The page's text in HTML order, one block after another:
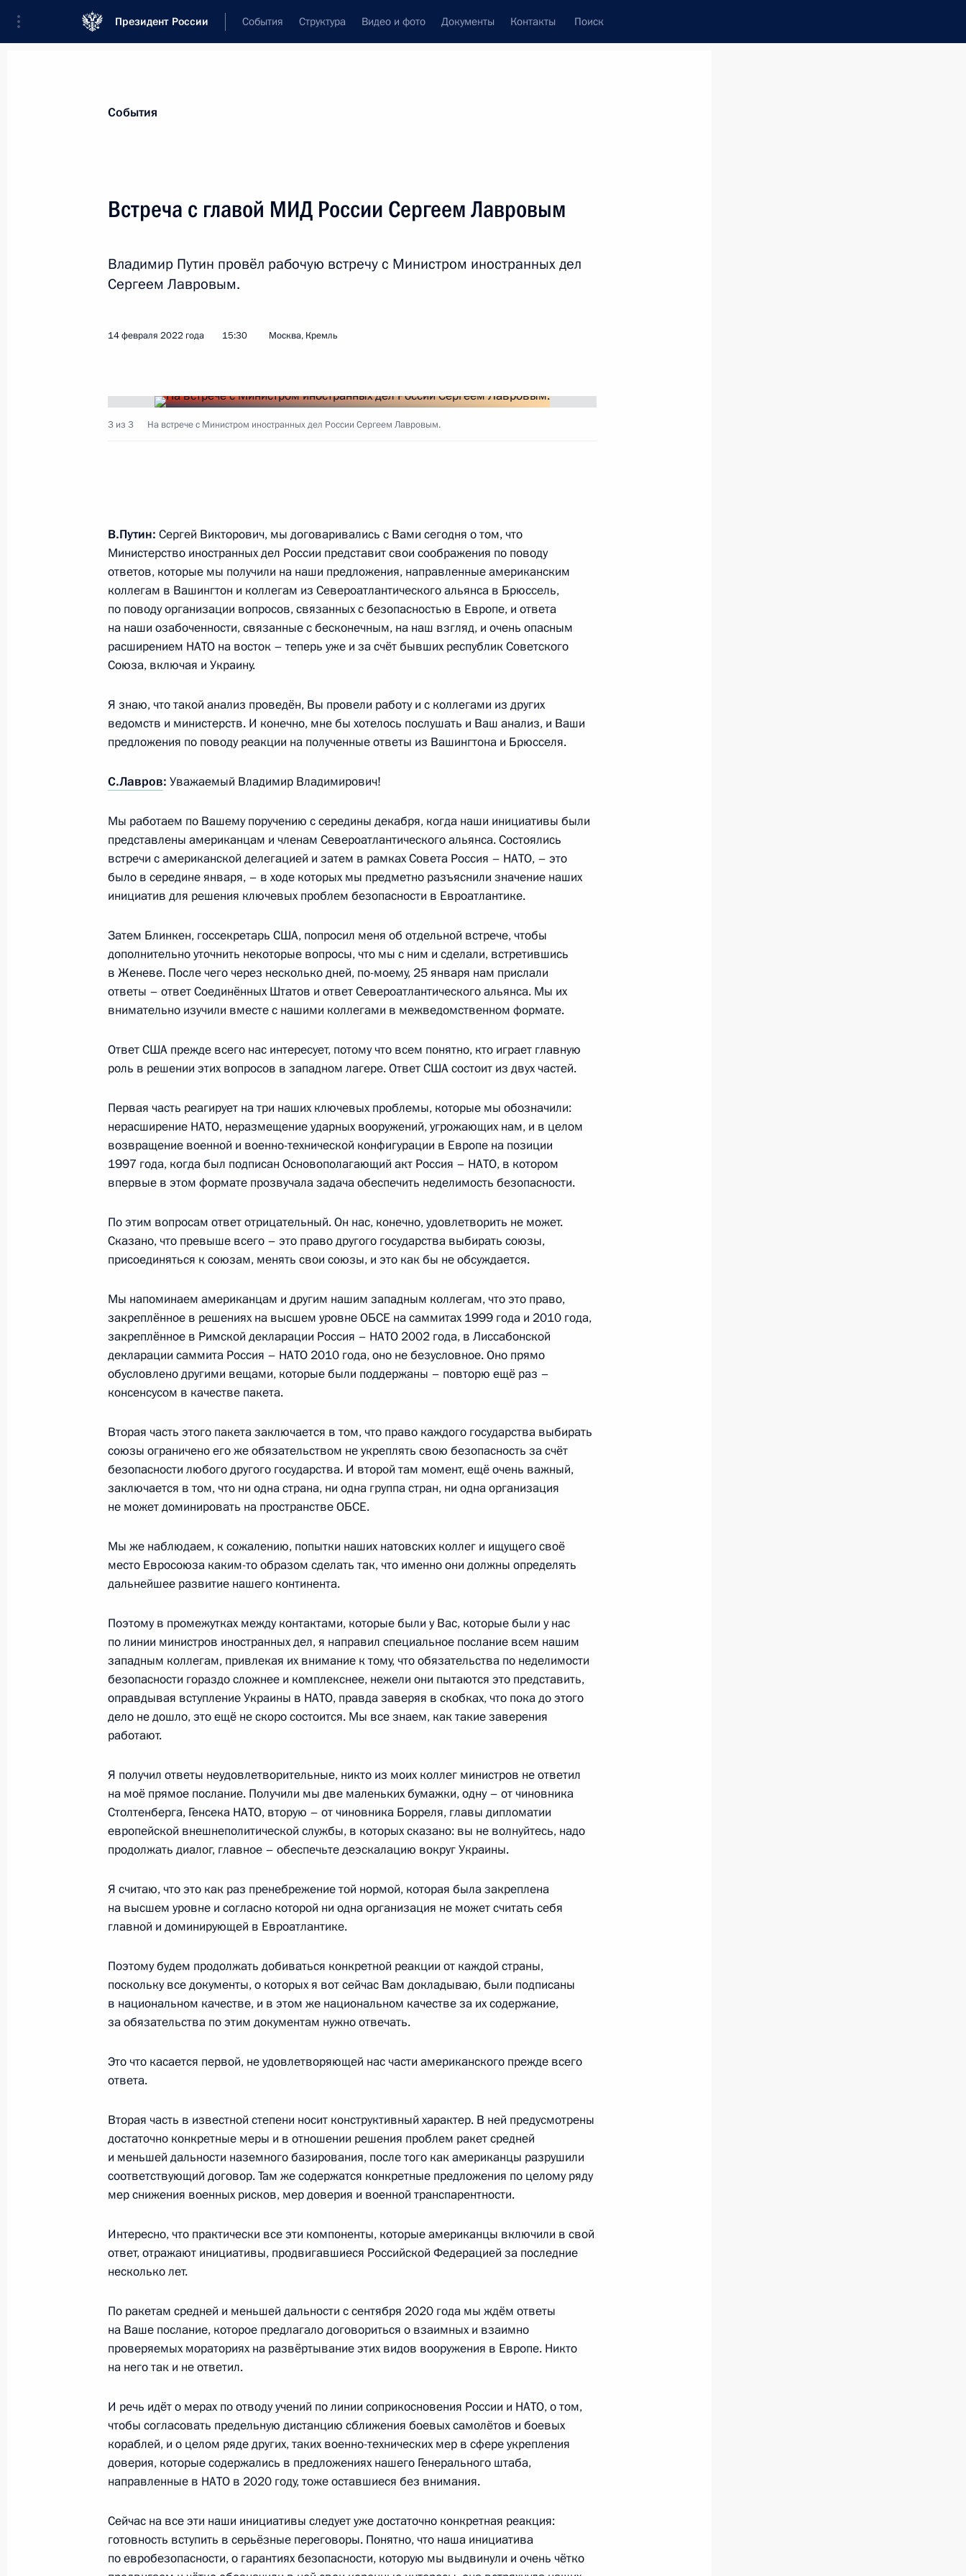
Президент России События Структура Видео и фото Документы Контакты Поиск
Лента событий Подписаться на ленту
Совещание с членами Правительства
Сергей Лавров награждён орденом Святого апостола Андрея
Принята Рио-де-Жанейрская декларация лидеров «Группы
двадцати»
19 ноября 2024 года, 17:00
Встреча с Министром иностранных дел КНДР Цой Сон Хи
4 ноября 2024 года, 17:50
Встреча с руководством МИД России
Президент подписал указы о назначении членов Правительства
Российской Федерации и директоров служб
14 мая 2024 года, 21:25
Встреча с Министром иностранных дел КНДР Цой Сон Хи
16 января 2024 года, 20:30
31 марта 2023 года, 14:15
Мария Львова-Белова встретилась с Сергеем Лавровым
2 февраля 2023 года, 20:00
21 февраля 2022 года, 18:30
Встреча с главой МИД России Сергеем Лавровым
14 февраля 2022 года, 15:30
Совещание по решению гуманитарных вопросов в районе
13 ноября 2020 года, 17:15
Встреча с Сергеем Лавровым и Сергеем Шойгу
Встреча с главой МИД России Сергеем Лавровым
Встреча с Министром обороны Сергеем Шойгу и Министром
иностранных дел Сергеем Лавровым
29 декабря 2016 года, 14:20
Совещание с Сергеем Лавровым, Сергеем Нарышкиным
и Александром Бортниковым
19 декабря 2016 года, 22:45
Совещание с постоянными членами Совета Безопасности
11 августа 2016 года, 10:40
Перечень поручений по итогам осмотра парка на месте
демонтированного 14-го корпуса Кремля
14 июля 2016 года, 22:10
Заседание Российского оргкомитета «Победа»
26 июля 2026 года
Президента
России
ресурсы
Президента России
Президент России
сетевые ресурсы
Президента России
техническая
информация
События
Встреча с главой МИД России Сергеем Лавровым
Владимир Путин провёл рабочую встречу с Министром иностранных дел
Сергеем Лавровым.
14 февраля 2022 года 15:30 Москва, Кремль
3 из 3 На встрече с Министром иностранных дел России Сергеем Лавровым.
В.Путин: Сергей Викторович, мы договаривались с Вами сегодня о том, что
Министерство иностранных дел России представит свои соображения по поводу
ответов, которые мы получили на наши предложения, направленные американским
коллегам в Вашингтон и коллегам из Североатлантического альянса в Брюссель,
по поводу организации вопросов, связанных с безопасностью в Европе, и ответа
на наши озабоченности, связанные с бесконечным, на наш взгляд, и очень опасным
расширением НАТО на восток – теперь уже и за счёт бывших республик Советского
Союза, включая и Украину.
Я знаю, что такой анализ проведён, Вы провели работу и с коллегами из других
ведомств и министерств. И конечно, мне бы хотелось послушать и Ваш анализ, и Ваши
предложения по поводу реакции на полученные ответы из Вашингтона и Брюсселя.
С.Лавров: Уважаемый Владимир Владимирович!
Мы работаем по Вашему поручению с середины декабря, когда наши инициативы были
представлены американцам и членам Североатлантического альянса. Состоялись
встречи с американской делегацией и затем в рамках Совета Россия – НАТО, – это
было в середине января, – в ходе которых мы предметно разъяснили значение наших
инициатив для решения ключевых проблем безопасности в Евроатлантике.
Затем Блинкен, госсекретарь США, попросил меня об отдельной встрече, чтобы
дополнительно уточнить некоторые вопросы, что мы с ним и сделали, встретившись
в Женеве. После чего через несколько дней, по-моему, 25 января нам прислали
ответы – ответ Соединённых Штатов и ответ Североатлантического альянса. Мы их
внимательно изучили вместе с нашими коллегами в межведомственном формате.
Ответ США прежде всего нас интересует, потому что всем понятно, кто играет главную
роль в решении этих вопросов в западном лагере. Ответ США состоит из двух частей.
Первая часть реагирует на три наших ключевых проблемы, которые мы обозначили:
нерасширение НАТО, неразмещение ударных вооружений, угрожающих нам, и в целом
возвращение военной и военно-технической конфигурации в Европе на позиции
1997 года, когда был подписан Основополагающий акт Россия – НАТО, в котором
впервые в этом формате прозвучала задача обеспечить неделимость безопасности.
По этим вопросам ответ отрицательный. Он нас, конечно, удовлетворить не может.
Сказано, что превыше всего – это право другого государства выбирать союзы,
присоединяться к союзам, менять свои союзы, и это как бы не обсуждается.
Мы напоминаем американцам и другим нашим западным коллегам, что это право,
закреплённое в решениях на высшем уровне ОБСЕ на саммитах 1999 года и 2010 года,
закреплённое в Римской декларации Россия – НАТО 2002 года, в Лиссабонской
декларации саммита Россия – НАТО 2010 года, оно не безусловное. Оно прямо
обусловлено другими вещами, которые были поддержаны – повторю ещё раз –
консенсусом в качестве пакета.
Вторая часть этого пакета заключается в том, что право каждого государства выбирать
союзы ограничено его же обязательством не укреплять свою безопасность за счёт
безопасности любого другого государства. И второй там момент, ещё очень важный,
заключается в том, что ни одна страна, ни одна группа стран, ни одна организация
не может доминировать на пространстве ОБСЕ.
Мы же наблюдаем, к сожалению, попытки наших натовских коллег и ищущего своё
место Евросоюза каким-то образом сделать так, что именно они должны определять
дальнейшее развитие нашего континента.
Поэтому в промежутках между контактами, которые были у Вас, которые были у нас
по линии министров иностранных дел, я направил специальное послание всем нашим
западным коллегам, привлекая их внимание к тому, что обязательства по неделимости
безопасности гораздо сложнее и комплекснее, нежели они пытаются это представить,
оправдывая вступление Украины в НАТО, правда заверяя в скобках, что пока до этого
дело не дошло, это ещё не скоро состоится. Мы все знаем, как такие заверения
работают.
Я получил ответы неудовлетворительные, никто из моих коллег министров не ответил
на моё прямое послание. Получили мы две маленьких бумажки, одну – от чиновника
Столтенберга, Генсека НАТО, вторую – от чиновника Борреля, главы дипломатии
европейской внешнеполитической службы, в которых сказано: вы не волнуйтесь, надо
продолжать диалог, главное – обеспечьте деэскалацию вокруг Украины.
Я считаю, что это как раз пренебрежение той нормой, которая была закреплена
на высшем уровне и согласно которой ни одна организация не может считать себя
главной и доминирующей в Евроатлантике.
Поэтому будем продолжать добиваться конкретной реакции от каждой страны,
поскольку все документы, о которых я вот сейчас Вам докладываю, были подписаны
в национальном качестве, и в этом же национальном качестве за их содержание,
за обязательства по этим документам нужно отвечать.
Это что касается первой, не удовлетворяющей нас части американского прежде всего
ответа.
Вторая часть в известной степени носит конструктивный характер. В ней предусмотрены
достаточно конкретные меры и в отношении решения проблем ракет средней
и меньшей дальности наземного базирования, после того как американцы разрушили
соответствующий договор. Там же содержатся конкретные предложения по целому ряду
мер снижения военных рисков, мер доверия и военной транспарентности.
Интересно, что практически все эти компоненты, которые американцы включили в свой
ответ, отражают инициативы, продвигавшиеся Российской Федерацией за последние
несколько лет.
По ракетам средней и меньшей дальности с сентября 2020 года мы ждём ответы
на Ваше послание, которое предлагало договориться о взаимных и взаимно
проверяемых мораториях на развёртывание этих видов вооружения в Европе. Никто
на него так и не ответил.
И речь идёт о мерах по отводу учений по линии соприкосновения России и НАТО, о том,
чтобы согласовать предельную дистанцию сближения боевых самолётов и боевых
кораблей, и о целом ряде других, таких военно-технических мер в сфере укрепления
доверия, которые содержались в предложениях нашего Генерального штаба,
направленные в НАТО в 2020 году, тоже оставшиеся без внимания.
Сейчас на все эти наши инициативы следует уже достаточно конкретная реакция:
готовность вступить в серьёзные переговоры. Понятно, что наша инициатива
по евробезопасности, о гарантиях безопасности, которую мы выдвинули и очень чётко